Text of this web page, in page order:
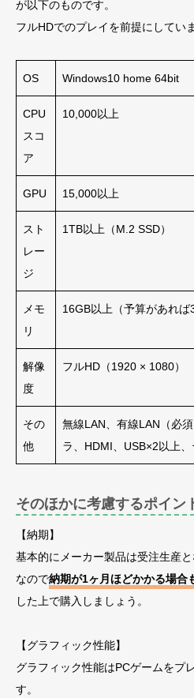
が以下のものです。
フルHDでのプレイを前提にしていま
OS Windows10 home 64bit
CPU
スコ
ア
10,000以上
GPU 15,000以上
スト
レー
ジ
1TB以上（M.2 SSD）
メモ
リ
16GB以上（予算があれば
解像
度
フルHD（1920 × 1080）
その
他
無線LAN、有線LAN（必
ラ、HDMI、USB×2以上、
そのほかに考慮するポイン
【納期】
基本的にメーカー製品は受注生産と
なので納期が1ヶ月ほどかかる場合
した上で購入しましょう。
【グラフィック性能】
グラフィック性能はPCゲームをプ
す。